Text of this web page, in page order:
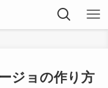
ジョの作り方